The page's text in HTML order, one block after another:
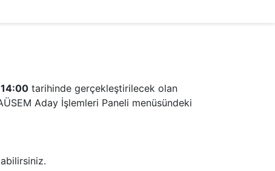
tarihinde gerçekleştirilecek olan
Aday İşlemleri Paneli menüsündeki